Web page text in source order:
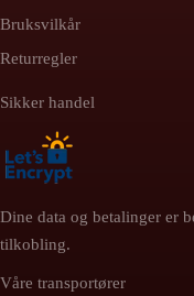
Bruksvilkår
Returregler
Sikker handel
Dine data og betalinger er
tilkobling.
Våre transportører